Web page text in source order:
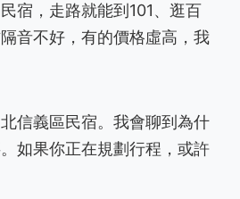
宿，走路就能到101、逛百
音不好，有的價格虛高，我
信義區民宿。我會聊到為什
如果你正在規劃行程，或許